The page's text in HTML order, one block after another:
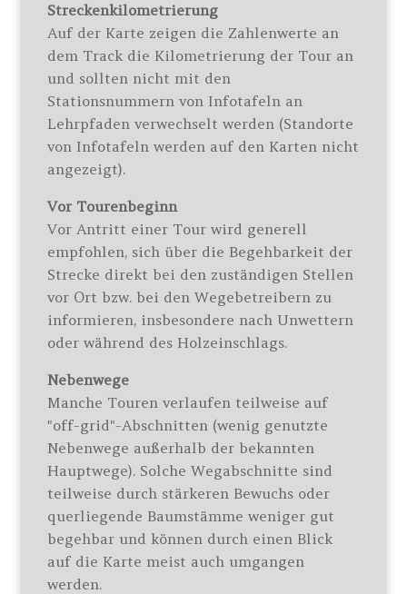
Streckenkilometrierung
Auf der Karte zeigen die Zahlenwerte an
dem Track die Kilometrierung der Tour an
und sollten nicht mit den
Stationsnummern von Infotafeln an
Lehrpfaden verwechselt werden (Standorte
von Infotafeln werden auf den Karten nicht
angezeigt).
Vor Tourenbeginn
Vor Antritt einer Tour wird generell
empfohlen, sich über die Begehbarkeit der
Strecke direkt bei den zuständigen Stellen
vor Ort bzw. bei den Wegebetreibern zu
informieren, insbesondere nach Unwettern
oder während des Holzeinschlags.
Nebenwege
Manche Touren verlaufen teilweise auf
"off-grid"-Abschnitten (wenig genutzte
Nebenwege außerhalb der bekannten
Hauptwege). Solche Wegabschnitte sind
teilweise durch stärkeren Bewuchs oder
querliegende Baumstämme weniger gut
begehbar und können durch einen Blick
auf die Karte meist auch umgangen
werden.